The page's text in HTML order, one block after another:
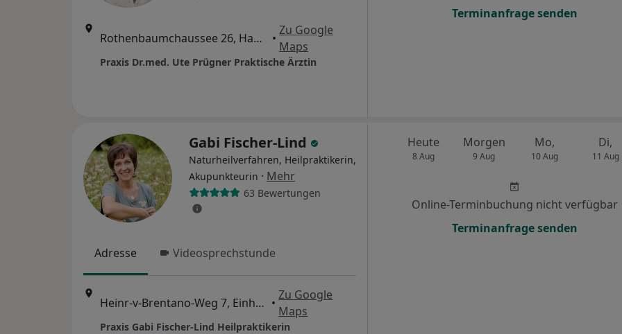
Rothenbaumchaussee 26, Hamburg •
Zu Google
Maps
Praxis Dr.med. Ute Prügner Praktische Ärztin
Terminanfrage senden
Gabi Fischer-Lind
Naturheilverfahren, Heilpraktikerin,
Akupunkteurin · Mehr
63 Bewertungen
Adresse Videosprechstunde
Heinr-v-Brentano-Weg 7, Einhausen •
Zu Google
Maps
Praxis Gabi Fischer-Lind Heilpraktikerin
Heute
8 Aug
Morgen
9 Aug
Mo,
10 Aug
Di,
11 Aug
Online-Terminbuchung nicht verfügbar
Terminanfrage senden